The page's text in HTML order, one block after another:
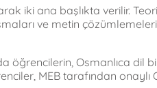
iki ana başlıkta verilir.
ve metin
öğrencilerin, Osmanlıca dil
MEB tarafından onaylı